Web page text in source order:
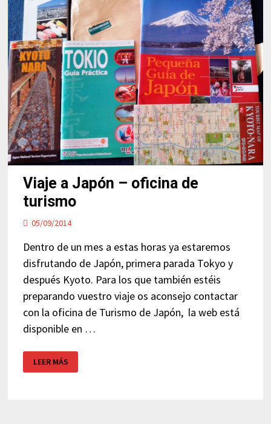
Viaje a Japón – oficina de
turismo
05/09/2014
Dentro de un mes a estas horas ya estaremos
disfrutando de Japón, primera parada Tokyo y
después Kyoto. Para los que también estéis
preparando vuestro viaje os aconsejo contactar
con la oficina de Turismo de Japón, la web está
disponible en …
VIAJE
A
JAPÓN
LEER MÁS